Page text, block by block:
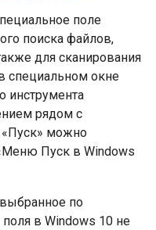
поле
поиска файлов,
для сканирования
специальном окне
инструмента
рядом с
можно
Пуск в Windows
выбранное по
в Windows 10 не